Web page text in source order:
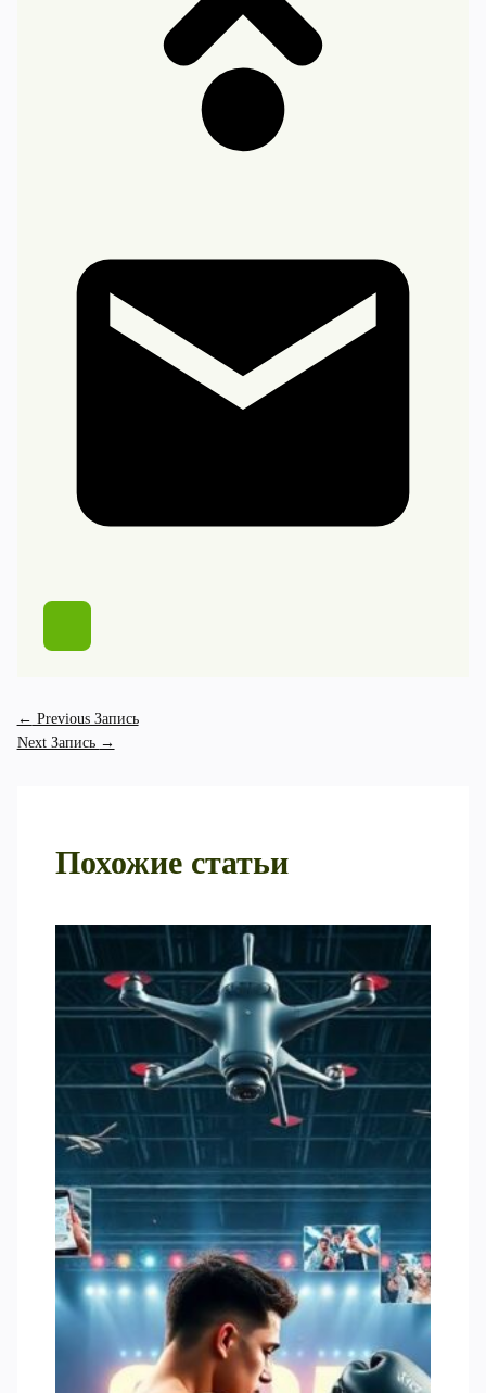
← Previous Запись
Next Запись →
Похожие статьи